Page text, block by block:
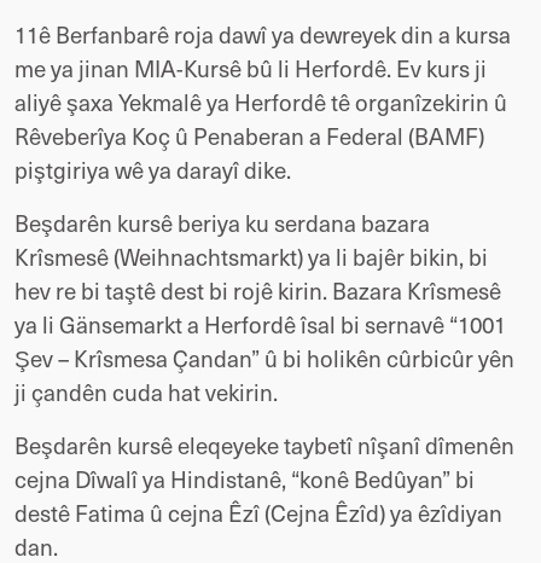
11ê Berfanbarê roja dawî ya dewreyek din a kursa
me ya jinan MIA-Kursê bû li Herfordê. Ev kurs ji
aliyê şaxa Yekmalê ya Herfordê tê organîzekirin û
Rêveberîya Koç û Penaberan a Federal (BAMF)
piştgiriya wê ya darayî dike.
Beşdarên kursê beriya ku serdana bazara
Krîsmesê (Weihnachtsmarkt) ya li bajêr bikin, bi
hev re bi taştê dest bi rojê kirin. Bazara Krîsmesê
ya li Gänsemarkt a Herfordê îsal bi sernavê “1001
Şev – Krîsmesa Çandan” û bi holikên cûrbicûr yên
ji çandên cuda hat vekirin.
Beşdarên kursê eleqeyeke taybetî nîşanî dîmenên
cejna Dîwalî ya Hindistanê, “konê Bedûyan” bi
destê Fatima û cejna Êzî (Cejna Êzîd) ya êzîdiyan
dan.